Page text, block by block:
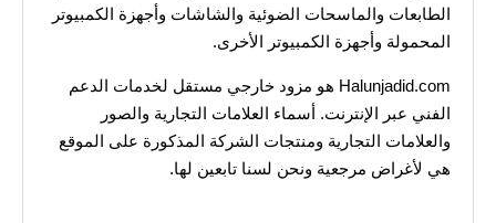
الطابعات والماسحات الضوئية والشاشات وأجهزة الكمبيوتر
المحمولة وأجهزة الكمبيوتر الأخرى.
Halunjadid.com هو مزود خارجي مستقل لخدمات الدعم
الفني عبر الإنترنت. أسماء العلامات التجارية والصور
والعلامات التجارية ومنتجات الشركة المذكورة على الموقع
هي لأغراض مرجعية ونحن لسنا تابعين لها.